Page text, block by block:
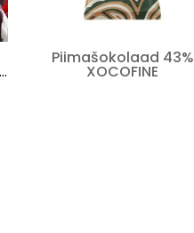
Piimašokolaad 43%
XOCOFINE